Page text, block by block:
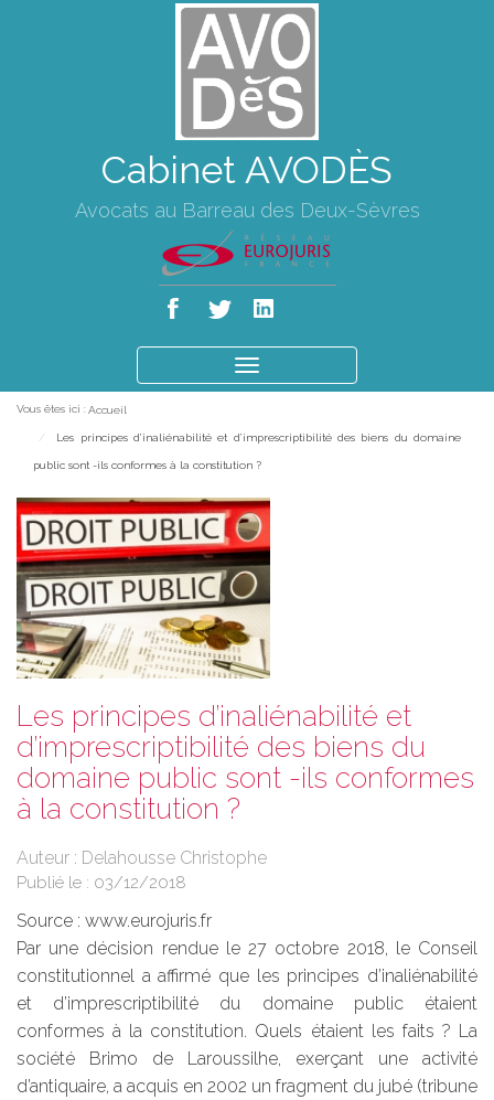
Cabinet AVODÈS
Avocats au Barreau des Deux-Sèvres
le
Vous êtes ici : Accueil
Les principes d’inaliénabilité et d’imprescriptibilité des biens du domaine
public sont -ils conformes à la constitution ?
Les principes d’inaliénabilité et
d’imprescriptibilité des biens du
domaine public sont -ils conformes
à la constitution ?
Auteur : Delahousse Christophe
Publié le : 03/12/2018
Source : www.eurojuris.fr
Par une décision rendue le 27 octobre 2018, le Conseil
constitutionnel a affirmé que les principes d’inaliénabilité
et d’imprescriptibilité du domaine public étaient
conformes à la constitution. Quels étaient les faits ? La
société Brimo de Laroussilhe, exerçant une activité
d’antiquaire, a acquis en 2002 un fragment du jubé (tribune